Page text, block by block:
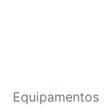
Equipamentos